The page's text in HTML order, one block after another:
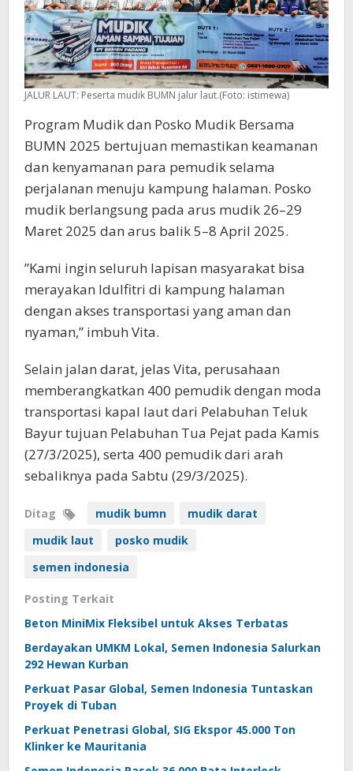
JALUR LAUT: Peserta mudik BUMN jalur laut.(Foto: istimewa)
Program Mudik dan Posko Mudik Bersama
BUMN 2025 bertujuan memastikan keamanan
dan kenyamanan para pemudik selama
perjalanan menuju kampung halaman. Posko
mudik berlangsung pada arus mudik 26–29
Maret 2025 dan arus balik 5–8 April 2025.
”Kami ingin seluruh lapisan masyarakat bisa
merayakan Idulfitri di kampung halaman
dengan akses transportasi yang aman dan
nyaman,” imbuh Vita.
Selain jalan darat, jelas Vita, perusahaan
memberangkatkan 400 pemudik dengan moda
transportasi kapal laut dari Pelabuhan Teluk
Bayur tujuan Pelabuhan Tua Pejat pada Kamis
(27/3/2025), serta 400 pemudik dari arah
sebaliknya pada Sabtu (29/3/2025).
Ditag mudik bumn
mudik darat
mudik laut
posko mudik
semen indonesia
Posting Terkait
Beton MiniMix Fleksibel untuk Akses Terbatas
Berdayakan UMKM Lokal, Semen Indonesia Salurkan
292 Hewan Kurban
Perkuat Pasar Global, Semen Indonesia Tuntaskan
Proyek di Tuban
Perkuat Penetrasi Global, SIG Ekspor 45.000 Ton
Klinker ke Mauritania